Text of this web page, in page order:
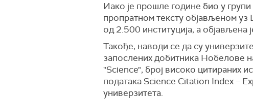
Иако је прошле године био у
пропратном тексту објављеном уз
од 2.500 институција, а објављена
Такође, наводи се да су
запослених добитника Нобелове
"Science", број високо цитираних
података Science Citation Index –
универзитета.